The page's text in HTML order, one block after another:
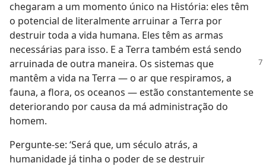
chegaram a um momento único na História: eles têm
o potencial de literalmente arruinar a Terra por
destruir toda a vida humana. Eles têm as armas
necessárias para isso. E a Terra também está sendo
arruinada de outra maneira. Os sistemas que
mantêm a vida na Terra — o ar que respiramos, a
fauna, a flora, os oceanos — estão constantemente se
deteriorando por causa da má administração do
homem.
Pergunte-se: ‘Será que, um século atrás, a
humanidade já tinha o poder de se destruir